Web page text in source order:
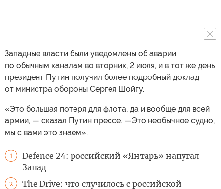
Западные власти были уведомлены об аварии
по обычным каналам во вторник, 2 июля, и в тот же день
президент Путин получил более подробный доклад
от министра обороны Сергея Шойгу.
«Это большая потеря для флота, да и вообще для всей
армии, — сказал Путин прессе. —Это необычное судно,
мы с вами это знаем».
1
Defence 24: российский «Янтарь» напугал
Запад
2
The Drive: что случилось с российской